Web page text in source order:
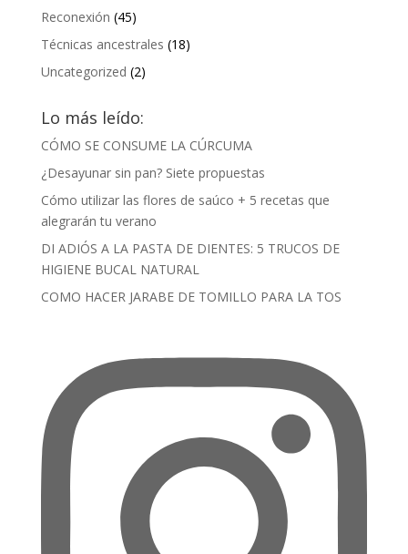
Reconexión (45)
Técnicas ancestrales (18)
Uncategorized (2)
Lo más leído:
CÓMO SE CONSUME LA CÚRCUMA
¿Desayunar sin pan? Siete propuestas
Cómo utilizar las flores de saúco + 5 recetas que
alegrarán tu verano
DI ADIÓS A LA PASTA DE DIENTES: 5 TRUCOS DE
HIGIENE BUCAL NATURAL
COMO HACER JARABE DE TOMILLO PARA LA TOS